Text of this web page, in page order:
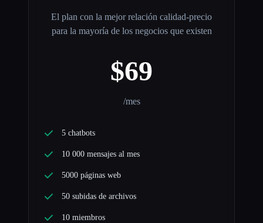
El plan con la mejor relación calidad-precio
para la mayoría de los negocios que existen
$69
/mes
5 chatbots
10 000 mensajes al mes
5000 páginas web
50 subidas de archivos
10 miembros